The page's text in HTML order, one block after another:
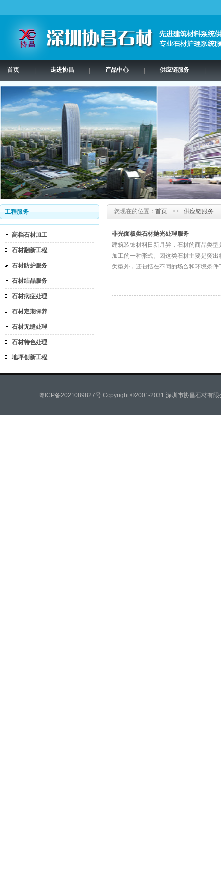
首页 走进协昌 产品中心 供应链服务
工程服务
高档石材加工
石材翻新工程
石材防护服务
石材结晶服务
石材病症处理
石材定期保养
石材无缝处理
石材特色处理
地坪创新工程
您现在的位置： 首页 >> 供应链服务
非光面板类石材抛光处理服务
建筑装饰材料日新月异，石材的商品类
加工的一种形式。因这类石材主要是突
类型外，还包括在不同的场合和环境条
粤ICP备2021089827号 Copyright ©2001-2031 深圳市协昌石材有